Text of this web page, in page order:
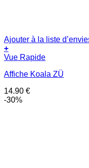
Ajouter à la liste
+
Vue Rapide
Affiche Koala ZÜ
14.90 €
-30%